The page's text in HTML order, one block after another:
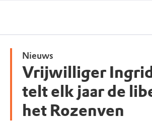
Nieuws
Vrijwilliger
telt elk jaar de
het Rozenven